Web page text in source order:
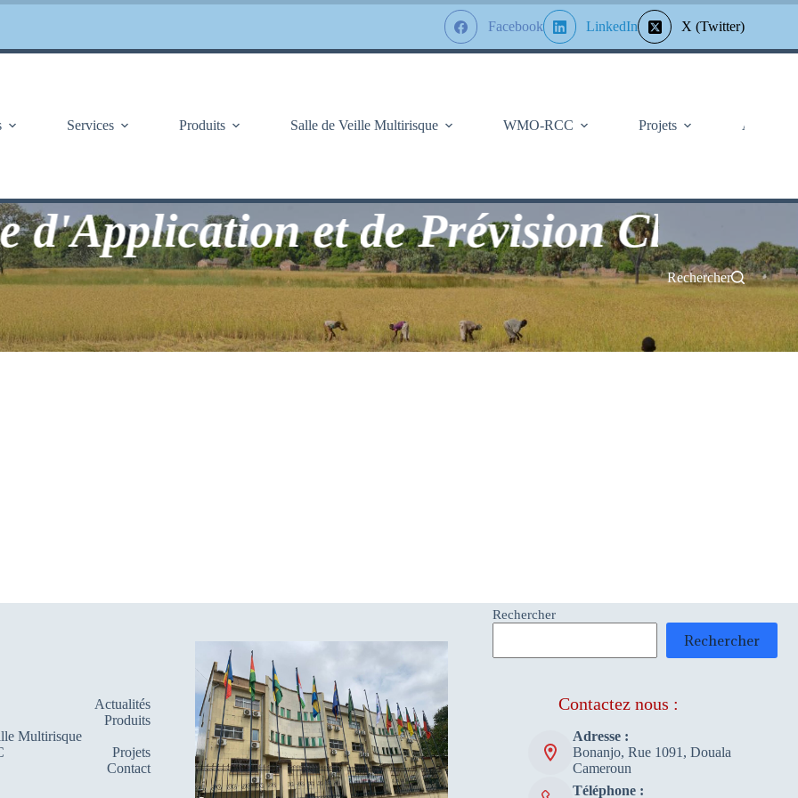
Facebook LinkedIn X (Twitter)
Services Produits Salle de Veille Multirisque WMO-RCC Projets À Propos
et de Prévision
Rechercher
Actualités
Produits
Multirisque
Projets
Contact
Rechercher
Rechercher
Contactez nous :
Adresse :
Bonanjo, Rue 1091, Douala
Cameroun
Téléphone :